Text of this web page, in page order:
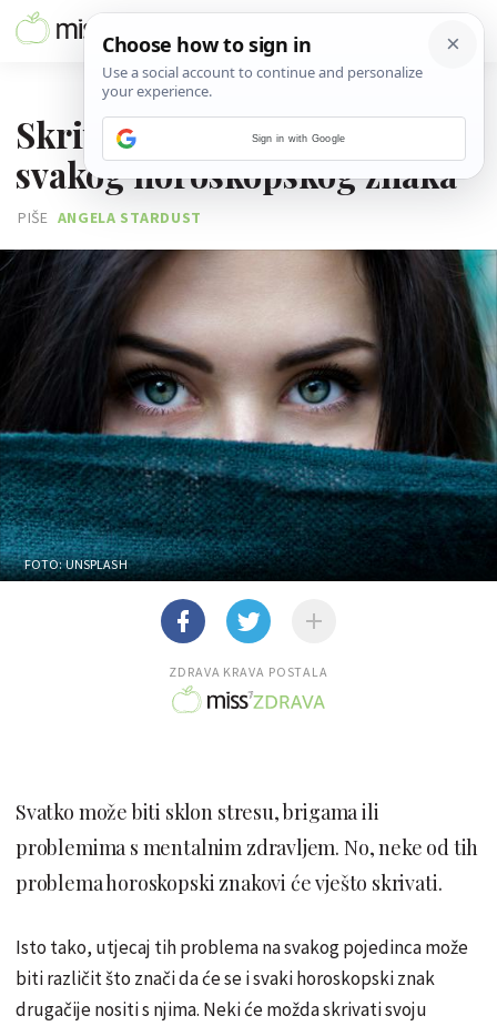
Skriveni mentalni izazovi
svakog horoskopskog znaka
PIŠE ANGELA STARDUST
FOTO: UNSPLASH
ZDRAVA KRAVA POSTALA
Svatko može biti sklon stresu, brigama ili
problemima s mentalnim zdravljem. No, neke od tih
problema horoskopski znakovi će vješto skrivati.
Isto tako, utjecaj tih problema na svakog pojedinca može
biti različit što znači da će se i svaki horoskopski znak
drugačije nositi s njima. Neki će možda skrivati svoju
Sign in with Google